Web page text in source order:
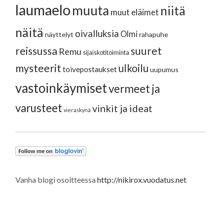
laumaelomuuta muut eläimet niitä
näitä näyttelyt oivalluksia Olmi rahapuhe
reissussa Remu sijaiskotitoiminta suuret
mysteerit toivepostaukset ulkoilu uupumus
vastoinkäymisetvermeet ja
varusteet vieraskynä vinkit ja ideat
Vanha blogi osoitteessahttp://nikirox.vuodatus.net